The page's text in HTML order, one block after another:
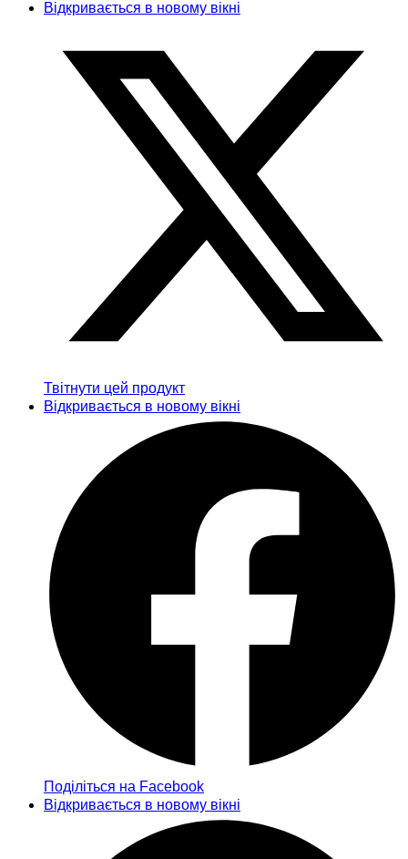
Відкривається в новому вікні
Твітнути цей продукт
Відкривається в новому вікні
Поділіться на Facebook
Відкривається в новому вікні